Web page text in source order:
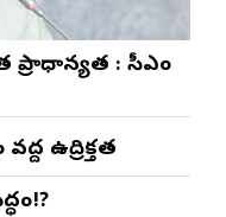
ప్రాధాన్యత : సీఎం
ఉద్రిక్తత